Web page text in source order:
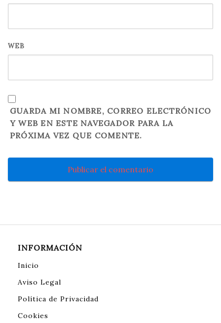
WEB
GUARDA MI NOMBRE, CORREO ELECTRÓNICO
Y WEB EN ESTE NAVEGADOR PARA LA
PRÓXIMA VEZ QUE COMENTE.
INFORMACIÓN
Inicio
Aviso Legal
Política de Privacidad
Cookies